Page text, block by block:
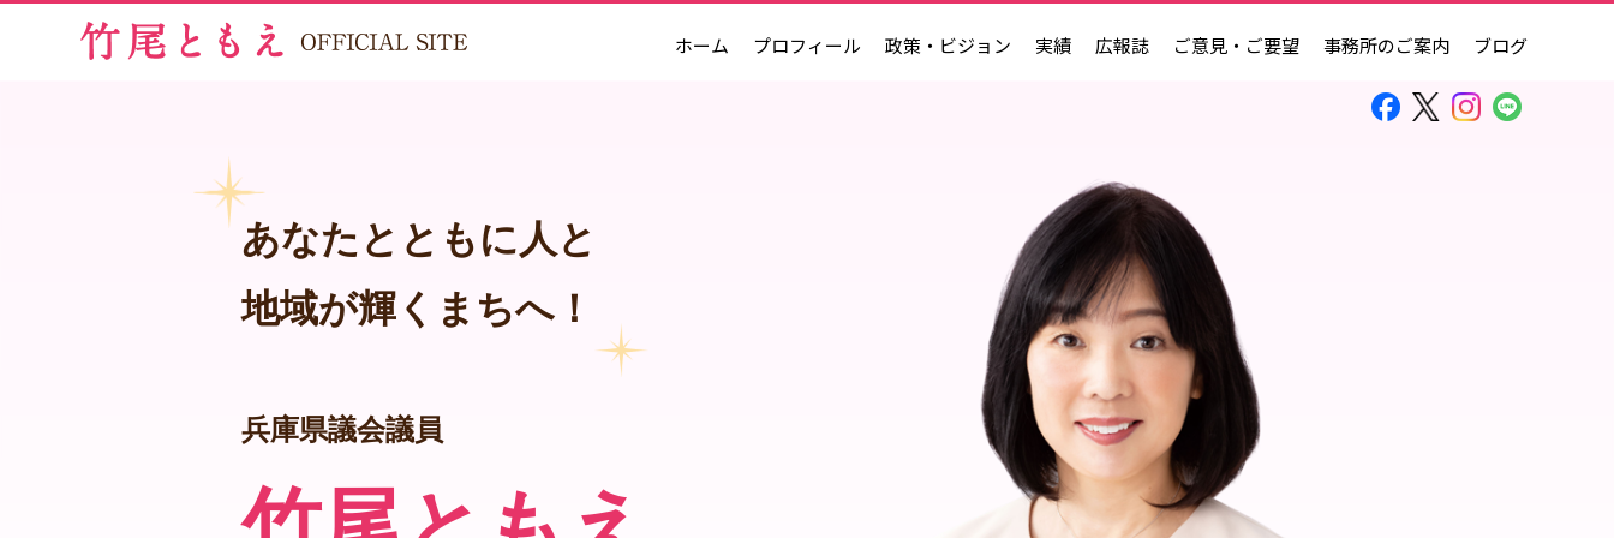
ホーム プロフィール 政策・ビジョン 実績 広報誌 ご意見・ご要望 事務所のご案内 ブログ
あなたとともに人と
地域が輝くまちへ！
兵庫県議会議員